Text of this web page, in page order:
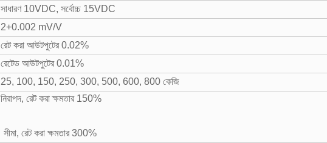
সাধারণ 10VDC, সর্বোচ্চ 15VDC
2+0.002 mV/V
রেট করা আউটপুটের 0.02%
রেটেড আউটপুটের 0.01%
25, 100, 150, 250, 300, 500, 600, 800 কেজি
নিরাপদ, রেট করা ক্ষমতার 150%
সীমা, রেট করা ক্ষমতার 300%